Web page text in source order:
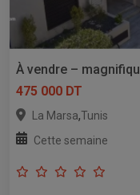
À vendre –
475 000 DT
La Marsa,Tunis
Cette semaine